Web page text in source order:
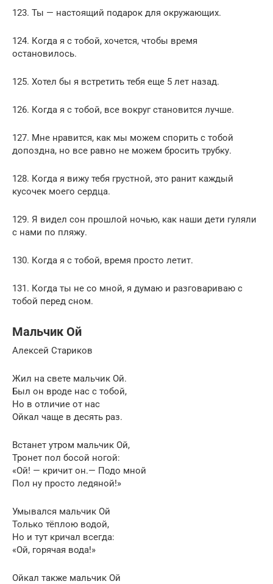
123. Ты — настоящий подарок для окружающих.
124. Когда я с тобой, хочется, чтобы время
остановилось.
125. Хотел бы я встретить тебя еще 5 лет назад.
126. Когда я с тобой, все вокруг становится лучше.
127. Мне нравится, как мы можем спорить с тобой
допоздна, но все равно не можем бросить трубку.
128. Когда я вижу тебя грустной, это ранит каждый
кусочек моего сердца.
129. Я видел сон прошлой ночью, как наши дети гуляли
с нами по пляжу.
130. Когда я с тобой, время просто летит.
131. Когда ты не со мной, я думаю и разговариваю с
тобой перед сном.
Мальчик Ой
Алексей Стариков
Жил на свете мальчик Ой.
Был он вроде нас с тобой,
Но в отличие от нас
Ойкал чаще в десять раз.
Встанет утром мальчик Ой,
Тронет пол босой ногой:
«Ой! — кричит он.— Подо мной
Пол ну просто ледяной!»
Умывался мальчик Ой
Только тёплою водой,
Но и тут кричал всегда:
«Ой, горячая вода!»
Ойкал также мальчик Ой